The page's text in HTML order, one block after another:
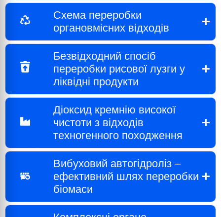
Схема переробки
органовмісних відходів
Безвідходний спосіб
переробки рисової лузги у
ліквідні продукти
Діоксид кремнію високої
чистоти з відходів
техногенного походження
Вибуховий автогідроліз –
ефективний шлях переробки
біомаси